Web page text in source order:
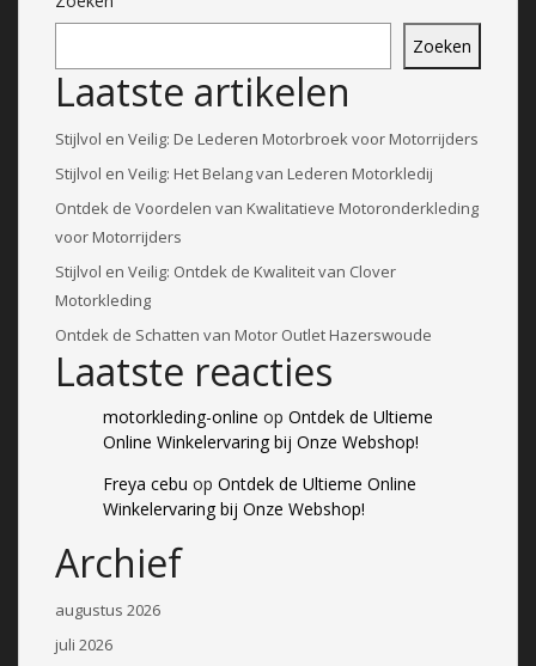
Zoeken
Laatste artikelen
Stijlvol en Veilig: De Lederen Motorbroek voor Motorrijders
Stijlvol en Veilig: Het Belang van Lederen Motorkledij
Ontdek de Voordelen van Kwalitatieve Motoronderkleding
voor Motorrijders
Stijlvol en Veilig: Ontdek de Kwaliteit van Clover
Motorkleding
Ontdek de Schatten van Motor Outlet Hazerswoude
Laatste reacties
motorkleding-online op Ontdek de Ultieme
Online Winkelervaring bij Onze Webshop!
Freya cebu op Ontdek de Ultieme Online
Winkelervaring bij Onze Webshop!
Archief
augustus 2026
juli 2026